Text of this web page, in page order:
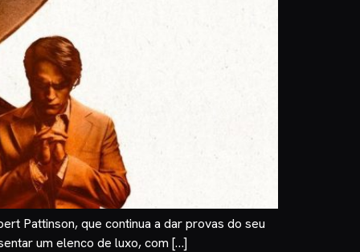
Pattinson, que continua a dar provas do seu
um elenco de luxo, com […]